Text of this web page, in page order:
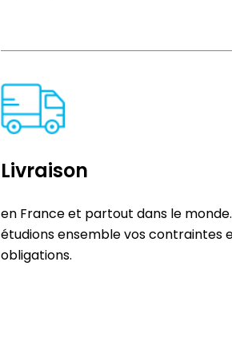
Livraison
en France et partout dans le
étudions ensemble vos contraintes
obligations.